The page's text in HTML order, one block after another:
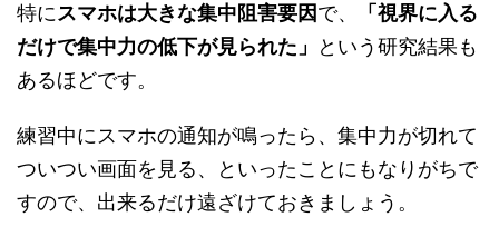
特にスマホは大きな集中阻害要因で、
「視界に入る
だけで集中力の低下が見られた」
という研究結果も
あるほどです。
練習中にスマホの通知が鳴ったら、集中力が切れて
ついつい画面を見る、といったことにもなりがちで
すので、出来るだけ遠ざけておきましょう。